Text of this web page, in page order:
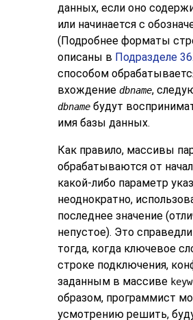
данных, если оно
или начинается с
(Подробнее форматы
описаны в Подразделе
способом
вхождение dbname,
dbname будут
имя базы данных.
Как правило, массивы
обрабатываются от
какой-либо параметр
неоднократно,
последнее значение
непустое). Это
тогда, когда ключевое
строке подключения,
заданным в массиве
образом, программист
усмотрению решить,